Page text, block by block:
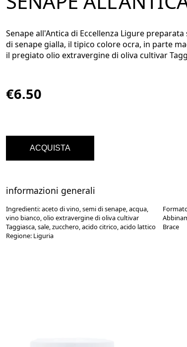
Senape all'Antica di Eccellenza Ligure
di senape gialla, il tipico colore ocra, in parte
il pregiato olio extravergine di oliva cultivar
€6.50
ACQUISTA
informazioni generali
Ingredienti:aceto di vino, semi di senape, acqua,
vino bianco, olio extravergine di oliva cultivar
Taggiasca, sale, zucchero, acido citrico, acido lattico
Regione: Liguria
Brace